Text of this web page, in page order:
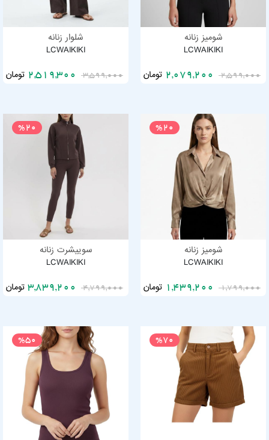
شومیز زنانه
LCWAIKIKI
2,599,000 تومان
شلوار زنانه
LCWAIKIKI
3,599,000 تومان
%20
شومیز زنانه
LCWAIKIKI
1,799,000 تومان
%20
سوییشرت زنانه
LCWAIKIKI
4,799,000 تومان
%70
%50